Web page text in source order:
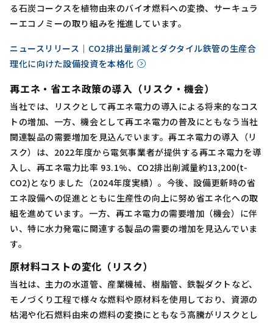
る石炭コークスを植物由来のバイオ燃料への変換、サーキュラ
ーエコノミーの取り組みを推進しています。
ニュースリリース｜CO2排出量削減とダクタイル鉄管の生産合
理化に向けた設備投資を本格化
再エネ・省エネ政策の導入（リスク・機会）
当社では、リスクとして再エネ電力の導入による将来的なコス
トの増加、一方、機会として再エネ電力の普及にともなう当社
関連製品の需要増加を見込んでいます。再エネ電力の導入（リ
スク）は、2022年度から電気事業者が提供する再エネ電力を導
入し、再エネ電力比率 93.1%、CO2排出削減量約13,200(t-
CO2)となりました（2024年度実績）。今後、設備更新時の省
エネ設備への促進とともに生産性の向上に努め省エネ化への取
組を進めています。一方、再エネ電力の需要増加（機会）に伴
い、特に水力発電に関連する製品の需要の増加を見込んでいま
す。
原材料コストの変化（リスク）
当社は、主力の水道管、産業機械、樹脂管、鉄製ダクトなど、
モノづくり工程で様々な燃料や原材料を使用しており、資源の
枯渇や化石燃料由来の燃料の変換にともなう高騰がリスクとし